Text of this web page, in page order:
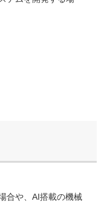
合や、AI搭載の機械